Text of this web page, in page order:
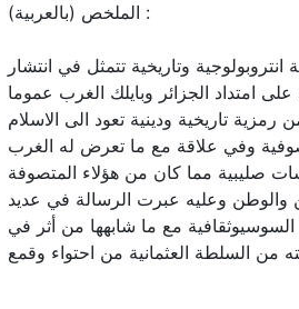
الملخص (بالعربية) :
وتاريخية تتمثل في انتشار
على امتداد الجزائر وبايلك الغرب عموما
رمزية تاريخية ودينية تعود الى الاسلام
وفي علاقة مع ما تعرض له الغرب
صليبية مما كان من هؤلاء المتصوفة
والوطن وعليه عبرت الرسالة في عديد
السوسيوثقافية مع ما شابهها من أثر في
من السلطة العثمانية من احتواء وقمع.